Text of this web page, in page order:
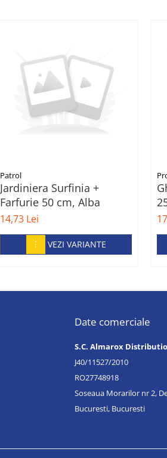
Patrol
Jardiniera Surfinia +
Farfurie 50 cm, Alba
14,73 Lei
VEZI VARIANTE
Date comerciale
S.C. Almarox
J40/11527/2010
RO27748918
Soseaua Morarilor nr 2,
Bucuresti, Bucuresti